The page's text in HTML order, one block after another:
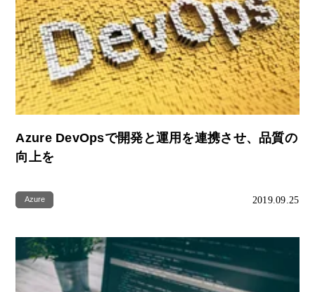
Azure DevOpsで開発と運用を連携させ、品質の
向上を
Azure 2019.09.25